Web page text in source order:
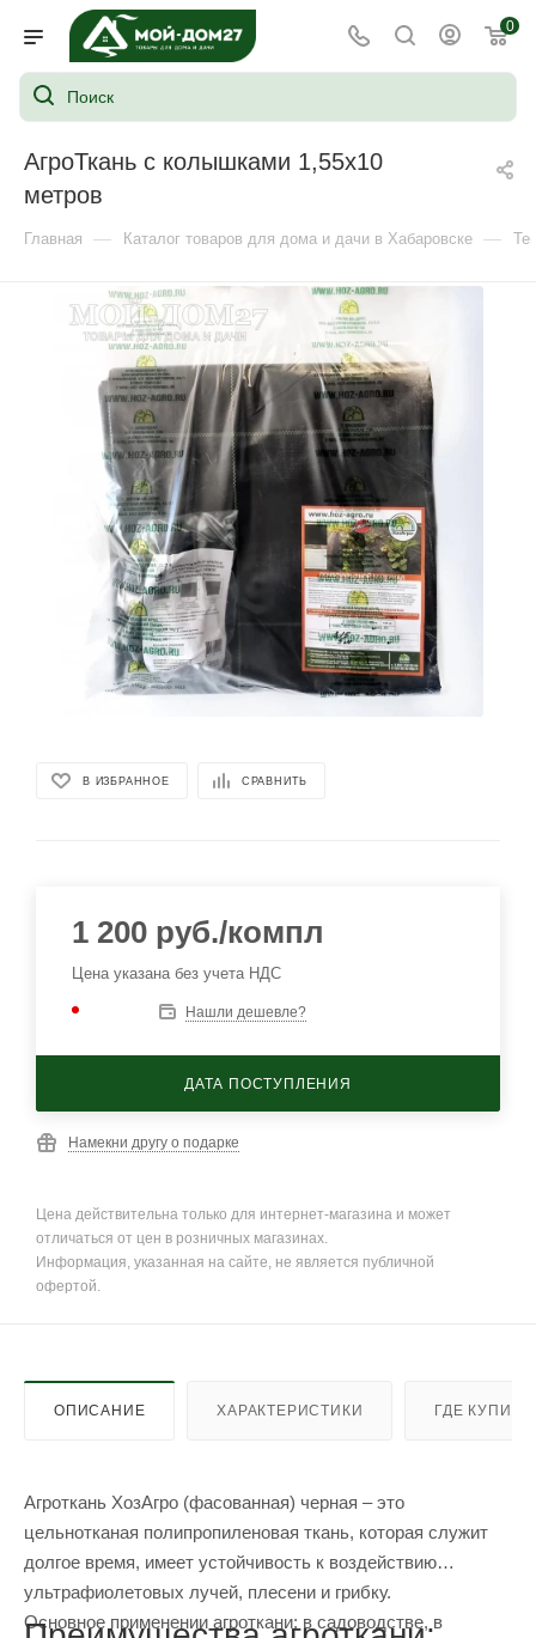
0
АгроТкань с колышками 1,55х10
метров
Главная — Каталог товаров для дома и дачи в Хабаровске —
В ИЗБРАННОЕ СРАВНИТЬ
1 200 руб./компл
Цена указана без учета НДС
Нашли дешевле?
ДАТА ПОСТУПЛЕНИЯ
Намекни другу о подарке
Цена действительна только для интернет-магазина и может
отличаться от цен в розничных магазинах.
Информация, указанная на сайте, не является публичной
офертой.
ОПИСАНИЕ ХАРАКТЕРИСТИКИ ГДЕ КУПИТЬ
Агроткань ХозАгро (фасованная) черная – это
цельнотканая полипропиленовая ткань, которая служит
долгое время, имеет устойчивость к воздействию
ультрафиолетовых лучей, плесени и грибку.
Основное применении агроткани: в садоводстве, в